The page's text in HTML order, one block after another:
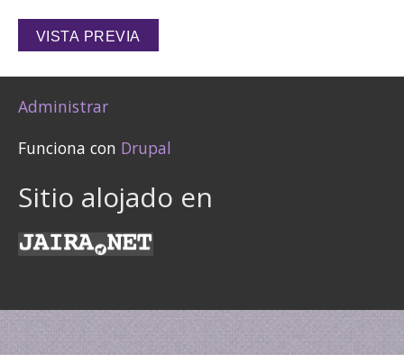
Administrar
Funciona con Drupal
Sitio alojado en